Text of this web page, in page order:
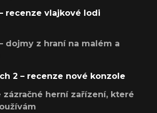
recenze vlajkové lodi
dojmy z hraní na malém a
2 – recenze nové konzole
zázračné herní zařízení, které